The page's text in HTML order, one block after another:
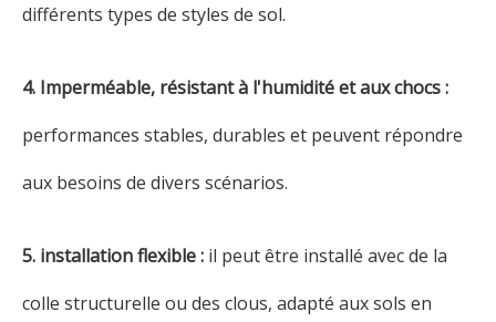
différents types de styles de sol.
4. Imperméable, résistant à l'humidité et aux chocs :
performances stables, durables et peuvent répondre
aux besoins de divers scénarios.
5. installation flexible : il peut être installé avec de la
colle structurelle ou des clous, adapté aux sols en